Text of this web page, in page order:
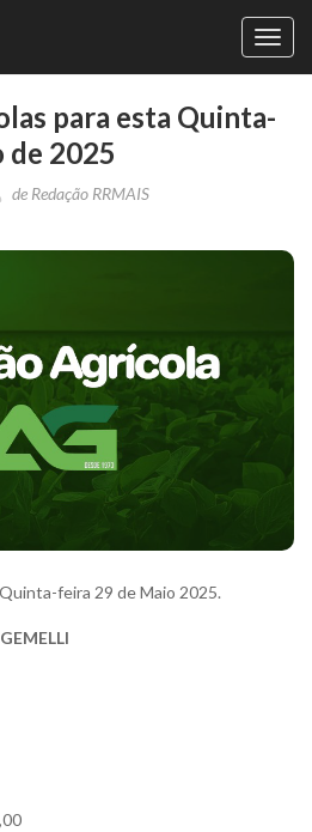
para esta Quinta-
de 2025
de Redação RRMAIS
feira 29 de Maio 2025.